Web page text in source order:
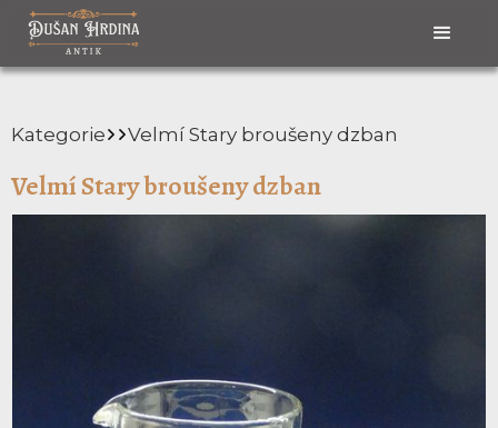
Kategorie Velmí Stary broušeny dzban
Velmí Stary broušeny dzban